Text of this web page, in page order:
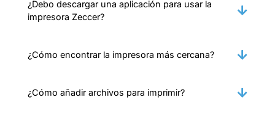
¿Debo descargar una aplicación para usar la
impresora Zeccer?
¿Cómo encontrar la impresora más cercana?
¿Cómo añadir archivos para imprimir?